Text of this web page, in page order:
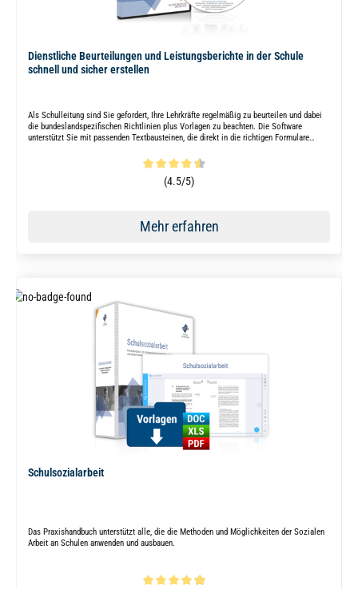
Dienstliche Beurteilungen und Leistungsberichte in der Schule
schnell und sicher erstellen
Als Schulleitung sind Sie gefordert, Ihre Lehrkräfte regelmäßig zu beurteilen und dabei
die bundeslandspezifischen Richtlinien plus Vorlagen zu beachten. Die Software
unterstützt Sie mit passenden Textbausteinen, die direkt in die richtigen Formulare
Durchschnittliche Bewertung von 4.4 von 5 Sternen
(4.5/5)
Mehr erfahren
Schulsozialarbeit
Das Praxishandbuch unterstützt alle, die die Methoden und Möglichkeiten der Sozialen
Arbeit an Schulen anwenden und ausbauen.